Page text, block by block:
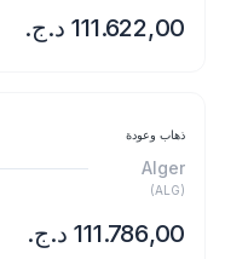
ذهاب وعودة
Alger
(
ALG
)